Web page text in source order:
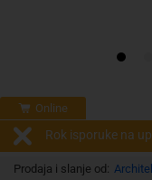
Online
Rok isporuke na
Prodaja i slanje od: